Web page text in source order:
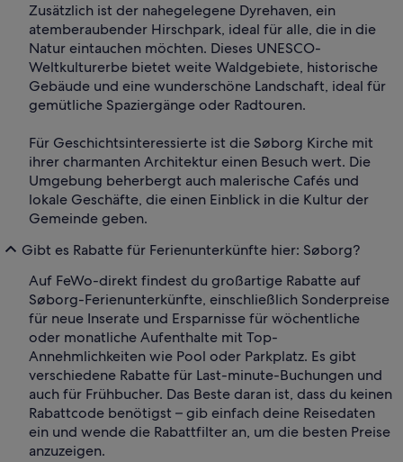
Zusätzlich ist der nahegelegene Dyrehaven, ein
atemberaubender Hirschpark, ideal für alle, die in die
Natur eintauchen möchten. Dieses UNESCO-
Weltkulturerbe bietet weite Waldgebiete, historische
Gebäude und eine wunderschöne Landschaft, ideal für
gemütliche Spaziergänge oder Radtouren.
Für Geschichtsinteressierte ist die Søborg Kirche mit
ihrer charmanten Architektur einen Besuch wert. Die
Umgebung beherbergt auch malerische Cafés und
lokale Geschäfte, die einen Einblick in die Kultur der
Gemeinde geben.
Gibt es Rabatte für Ferienunterkünfte hier: Søborg?
Auf FeWo-direkt findest du großartige Rabatte auf
Søborg-Ferienunterkünfte, einschließlich Sonderpreise
für neue Inserate und Ersparnisse für wöchentliche
oder monatliche Aufenthalte mit Top-
Annehmlichkeiten wie Pool oder Parkplatz. Es gibt
verschiedene Rabatte für Last-minute-Buchungen und
auch für Frühbucher. Das Beste daran ist, dass du keinen
Rabattcode benötigst – gib einfach deine Reisedaten
ein und wende die Rabattfilter an, um die besten Preise
anzuzeigen.